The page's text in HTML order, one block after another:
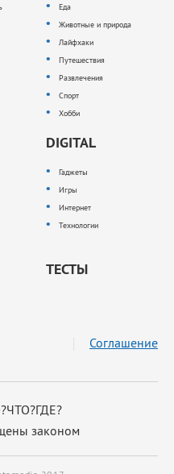
Еда
Животные и природа
Лайфхаки
Путешествия
Развлечения
Спорт
Хобби
DIGITAL
Гаджеты
Игры
Интернет
Технологии
ТЕСТЫ
законом
Соглашение